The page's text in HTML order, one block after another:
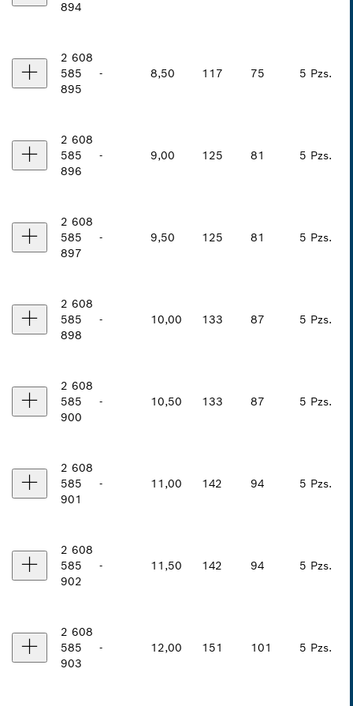
894
2 608
585
895
- 8,50 117 75 5 Pzs.
2 608
585
896
- 9,00 125 81 5 Pzs.
2 608
585
897
- 9,50 125 81 5 Pzs.
2 608
585
898
- 10,00 133 87 5 Pzs.
2 608
585
900
- 10,50 133 87 5 Pzs.
2 608
585
901
- 11,00 142 94 5 Pzs.
2 608
585
902
- 11,50 142 94 5 Pzs.
2 608
585
903
- 12,00 151 101 5 Pzs.